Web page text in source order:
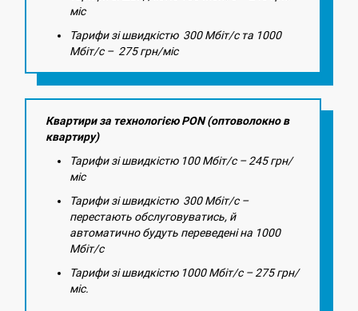
міс
Тарифи зі швидкістю 300 Мбіт/с та 1000
Мбіт/с – 275 грн/міс
Квартири за технологією PON (оптоволокно в
квартиру)
Тарифи зі швидкістю 100 Мбіт/с – 245 грн/
міс
Тарифи зі швидкістю 300 Мбіт/с –
перестають обслуговуватись, й
автоматично будуть переведені на 1000
Мбіт/с
Тарифи зі швидкістю 1000 Мбіт/с – 275 грн/
міс.